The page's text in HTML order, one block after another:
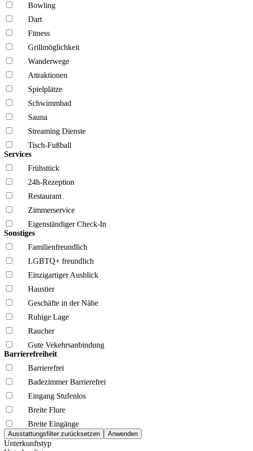
Bowling
Dart
Fitness
Grillmöglich­keit
Wanderwege
Attraktionen
Spielplätze
Schwimmbad
Sauna
Streaming Dienste
Tisch-Fußball
Services
Frühstück
24h-Rezeption
Restaurant
Zimmerservice
Eigenständiger Check-In
Sonstiges
Familien­freundlich
LGBTQ+ freundlich
Einzigartiger Ausblick
Haustier
Geschäfte in der Nähe
Ruhige Lage
Raucher
Gute Vekehrsanbindung
Barrierefreiheit
Barrierefrei
Badezimmer Barrierefrei
Eingang Stufenlos
Breite Flure
Breite Eingänge
Unterkunftstyp